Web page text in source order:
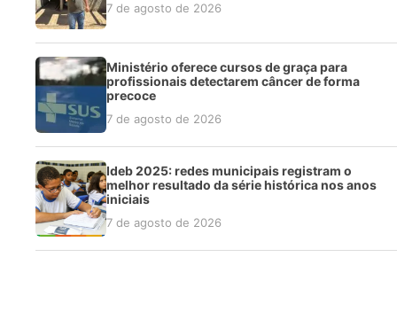
7 de agosto de 2026
Ministério oferece cursos de graça para
profissionais detectarem câncer de forma
precoce
7 de agosto de 2026
Ideb 2025: redes municipais registram o
melhor resultado da série histórica nos anos
iniciais
7 de agosto de 2026